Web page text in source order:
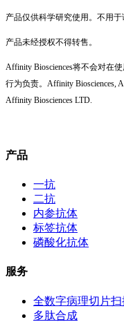
产品仅供科学研究使用。不用于
产品未经授权不得转售。
Affinity Biosciences将不会对在
行为负责。Affinity Biosciences,
Affinity Biosciences LTD.
产品
一抗
二抗
内参抗体
标签抗体
磷酸化抗体
服务
全数字病理切片扫
多肽合成